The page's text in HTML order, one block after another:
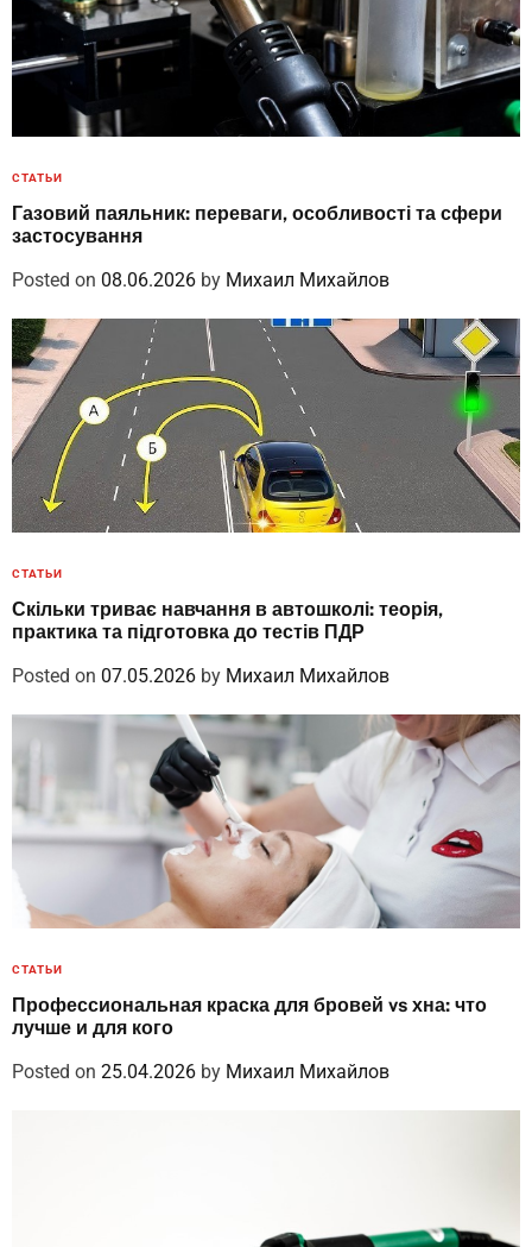
СТАТЬИ
Газовий паяльник: переваги, особливості та сфери
застосування
Posted on 08.06.2026 by Михаил Михайлов
СТАТЬИ
Скільки триває навчання в автошколі: теорія,
практика та підготовка до тестів ПДР
Posted on 07.05.2026 by Михаил Михайлов
СТАТЬИ
Профессиональная краска для бровей vs хна: что
лучше и для кого
Posted on 25.04.2026 by Михаил Михайлов